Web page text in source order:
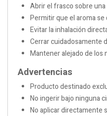
Abrir el frasco sobre
Permitir que el aroma
Evitar la inhalación
Cerrar cuidadosamente
Mantener alejado de los
Advertencias
Producto destinado
No ingerir bajo ninguna
No aplicar directamente